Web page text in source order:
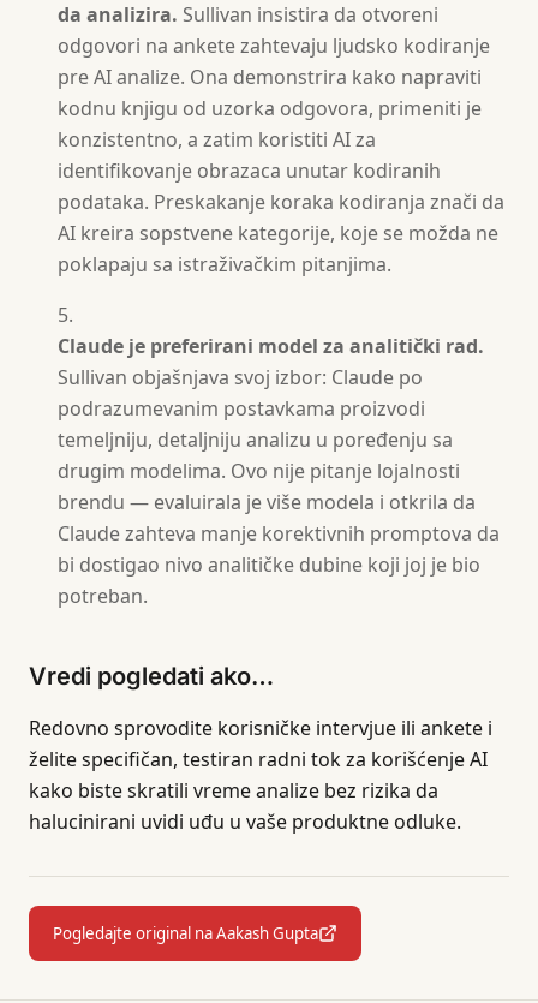
da analizira. Sullivan insistira da otvoreni
odgovori na ankete zahtevaju ljudsko kodiranje
pre AI analize. Ona demonstrira kako napraviti
kodnu knjigu od uzorka odgovora, primeniti je
konzistentno, a zatim koristiti AI za
identifikovanje obrazaca unutar kodiranih
podataka. Preskakanje koraka kodiranja znači da
AI kreira sopstvene kategorije, koje se možda ne
poklapaju sa istraživačkim pitanjima.
Claude je preferirani model za analitički rad.
Sullivan objašnjava svoj izbor: Claude po
podrazumevanim postavkama proizvodi
temeljniju, detaljniju analizu u poređenju sa
drugim modelima. Ovo nije pitanje lojalnosti
brendu — evaluirala je više modela i otkrila da
Claude zahteva manje korektivnih promptova da
bi dostigao nivo analitičke dubine koji joj je bio
potreban.
Vredi pogledati ako…
Redovno sprovodite korisničke intervjue ili ankete i
želite specifičan, testiran radni tok za korišćenje AI
kako biste skratili vreme analize bez rizika da
halucinirani uvidi uđu u vaše produktne odluke.
Pogledajte original na Aakash Gupta